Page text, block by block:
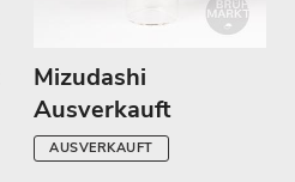
Mizudashi
Ausverkauft
AUSVERKAUFT